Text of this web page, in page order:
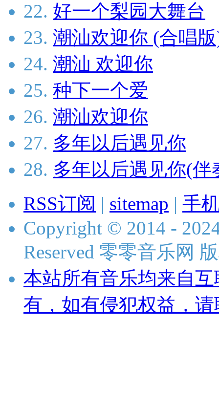
22. 好一个梨园大舞台
23. 潮汕欢迎你 (合唱
24. 潮汕 欢迎你
25. 种下一个爱
26. 潮汕欢迎你
27. 多年以后遇见你
28. 多年以后遇见你(伴
RSS订阅 | sitemap | 手
Copyright © 2014 -
Reserved 零零音乐网
本站所有音乐均来自
有，如有侵犯权益，